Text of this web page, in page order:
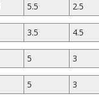
5.5 2.5
3.5 4.5
5 3
5 3